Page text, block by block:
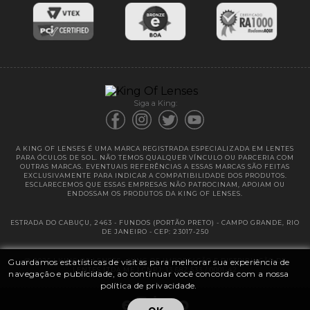
Guardamos estatísticas de visitas para melhorar sua experiência de
navegação e publicidade, ao continuar você concorda com a nossa
política de privacidade.
Entregas
Siga a King:
A KING OF LENSES É UMA MARCA REGISTRADA ESPECIALIZADA EM LENTES
PARA ÓCULOS DE SOL. NÃO TEMOS QUALQUER VÍNCULO OU PARCERIA COM
OUTRAS MARCAS. EVENTUAIS REFERÊNCIAS A ESSAS MARCAS SÃO FEITAS
EXCLUSIVAMENTE PARA INDICAR A COMPATIBILIDADE DOS PRODUTOS.
ESCLARECEMOS QUE ESSAS EMPRESAS NÃO PATROCINAM, APOIAM OU
ENDOSSAM OS PRODUTOS DA KING OF LENSES.
ESTRADA DO CABUÇU, 2463 - FUNDOS (PORTÃO PRETO) - CAMPO GRANDE, RIO
DE JANEIRO - CEP: 23017-250
@ 2025 | KING OF LENSES - KING OF IMPORTAÇÃO E DISTRIBUIÇÃO DE
LENTES LTDA ME | CNPJ: 13.682.533 / 0001-42